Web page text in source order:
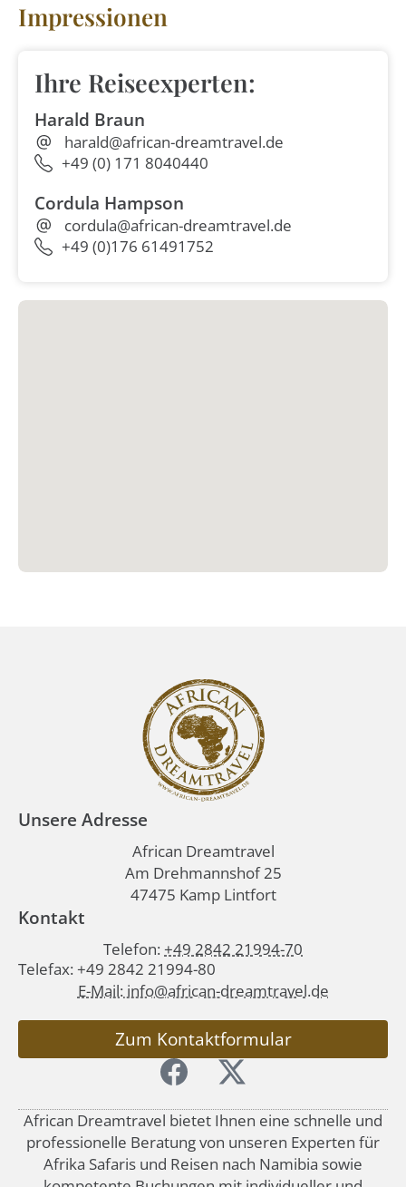
Impressionen
Ihre Reiseexperten:
Harald Braun
harald@african-dreamtravel.de
+49 (0) 171 8040440
Cordula Hampson
cordula@african-dreamtravel.de
+49 (0)176 61491752
Unsere Adresse
African Dreamtravel
Am Drehmannshof 25
47475 Kamp Lintfort
Kontakt
Telefon: +49 2842 21994-70
Telefax: +49 2842 21994-80
E-Mail: info@african-dreamtravel.de
Zum Kontaktformular
African Dreamtravel bietet Ihnen eine schnelle und
professionelle Beratung von unseren Experten für
Afrika Safaris und Reisen nach Namibia sowie